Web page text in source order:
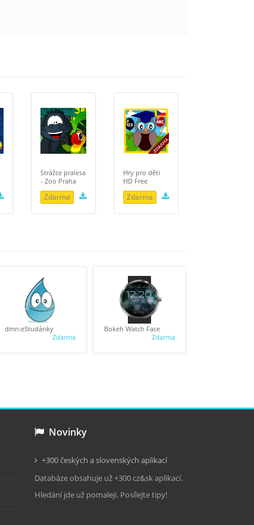
Strážce pralesa
- Zoo Praha
Zdarma
Hry pro děti
HD Free
Zdarma
dmn:eStudánky
Zdarma
Bokeh Watch Face
Zdarma
Novinky
+300 českých a slovenských aplikací
Databáze obsahuje už +300 cz&sk aplikací.
Hledání jde už pomaleji. Posílejte tipy!